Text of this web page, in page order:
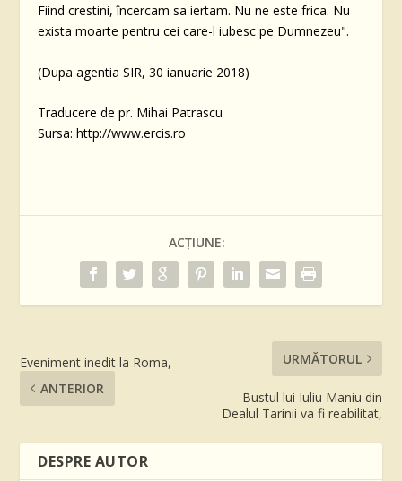
Fiind crestini, încercam sa iertam. Nu ne este frica. Nu
exista moarte pentru cei care-l iubesc pe Dumnezeu".
(Dupa agentia SIR, 30 ianuarie 2018)
Traducere de pr. Mihai Patrascu
Sursa: http://www.ercis.ro
ACȚIUNE:
Eveniment inedit la Roma,
ANTERIOR
URMĂTORUL
Bustul lui Iuliu Maniu din
Dealul Tarinii va fi reabilitat,
DESPRE AUTOR